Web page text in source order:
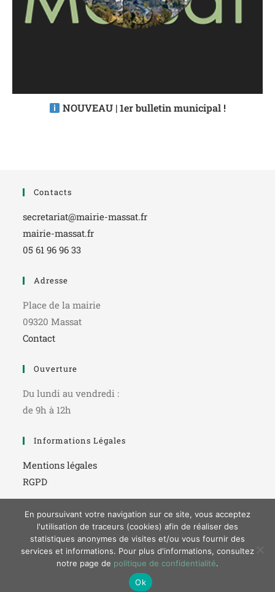
NOUVEAU | 1er bulletin municipal !
Contacts
secretariat@mairie-massat.fr
mairie-massat.fr
05 61 96 96 33
Adresse
Place de la mairie
09320 Massat
Contact
Ouverture
Du lundi au vendredi :
de 9h à 12h
Informations Légales
Mentions légales
RGPD
© Copyright 2022 Mairie de Massat - Webdesign par
Studio
En poursuivant votre navigation sur ce site, vous acceptez
l'utilisation de traceurs (cookies) afin de réaliser des
statistiques anonymes de visites et/ou vous fournir des
services et informations. Pour plus d'informations, consultez
notre page de politique de confidentialité.
Ok